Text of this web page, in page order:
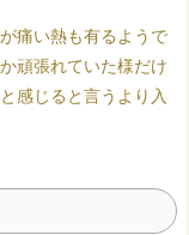
痛い熱も有るようで
頑張れていた様だけ
感じる と言うより 入